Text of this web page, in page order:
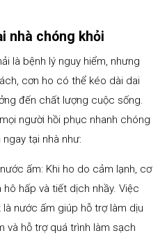
nhà chóng khỏi
là bệnh lý nguy hiểm, nhưng
cơn ho có thể kéo dài dai
đến chất lượng cuộc sống.
người hồi phục nhanh chóng
tại nhà như:
ấm: Khi ho do cảm lạnh, cơ
hấp và tiết dịch nhầy. Việc
nước ấm giúp hỗ trợ làm dịu
và hỗ trợ quá trình làm sạch